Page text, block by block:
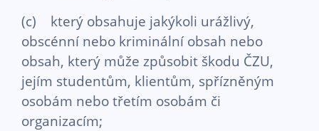
(c) který obsahuje jakýkoli urážlivý,
obscénní nebo kriminální obsah nebo
obsah, který může způsobit škodu ČZU,
jejím studentům, klientům, spřízněným
osobám nebo třetím osobám či
organizacím;